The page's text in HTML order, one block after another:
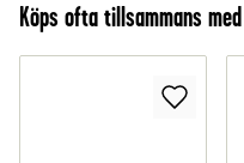
Köps ofta tillsammans med